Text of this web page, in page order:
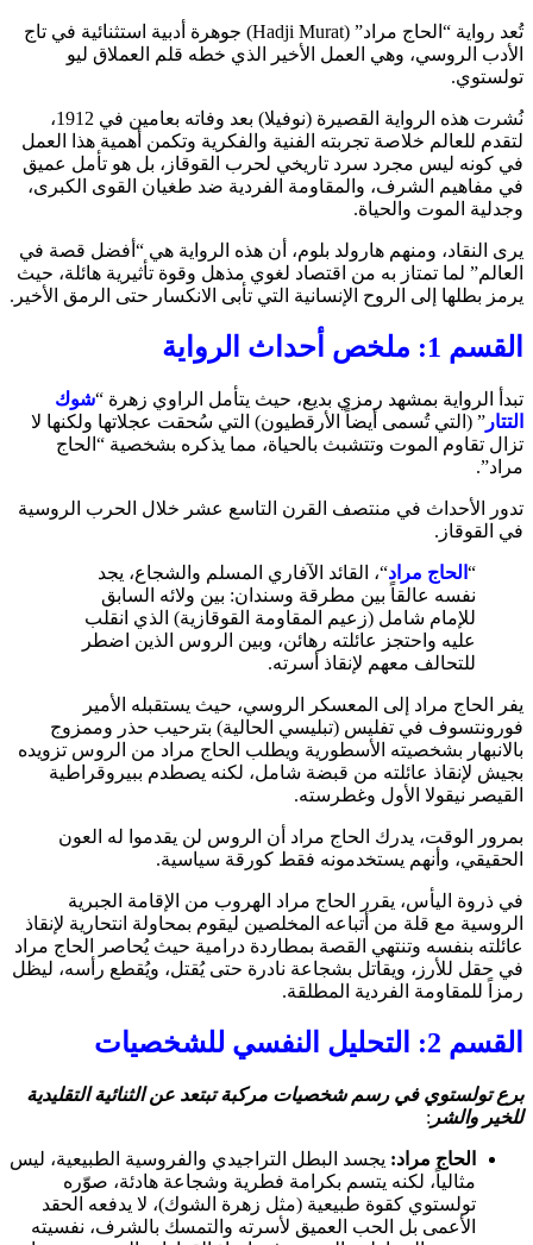
تُعد رواية “الحاج مراد” (Hadji Murat) جوهرة أدبية استثنائية في تاج
الأدب الروسي، وهي العمل الأخير الذي خطه قلم العملاق ليو
تولستوي.
نُشرت هذه الرواية القصيرة (نوفيلا) بعد وفاته بعامين في 1912،
لتقدم للعالم خلاصة تجربته الفنية والفكرية وتكمن أهمية هذا العمل
في كونه ليس مجرد سرد تاريخي لحرب القوقاز، بل هو تأمل عميق
في مفاهيم الشرف، والمقاومة الفردية ضد طغيان القوى الكبرى،
وجدلية الموت والحياة.
يرى النقاد، ومنهم هارولد بلوم، أن هذه الرواية هي “أفضل قصة في
العالم” لما تمتاز به من اقتصاد لغوي مذهل وقوة تأثيرية هائلة، حيث
يرمز بطلها إلى الروح الإنسانية التي تأبى الانكسار حتى الرمق الأخير.
القسم 1: ملخص أحداث الرواية
تبدأ الرواية بمشهد رمزي بديع، حيث يتأمل الراوي زهرة “شوك
التتار ” (التي تُسمى أيضاً الأرقطيون) التي سُحقت عجلاتها ولكنها لا
تزال تقاوم الموت وتتشبث بالحياة، مما يذكره بشخصية “الحاج
مراد”.
تدور الأحداث في منتصف القرن التاسع عشر خلال الحرب الروسية
في القوقاز.
“ الحاج مراد“، القائد الآفاري المسلم والشجاع، يجد
نفسه عالقاً بين مطرقة وسندان: بين ولائه السابق
للإمام شامل (زعيم المقاومة القوقازية) الذي انقلب
عليه واحتجز عائلته رهائن، وبين الروس الذين اضطر
للتحالف معهم لإنقاذ أسرته.
يفر الحاج مراد إلى المعسكر الروسي، حيث يستقبله الأمير
فورونتسوف في تفليس (تبليسي الحالية) بترحيب حذر وممزوج
بالانبهار بشخصيته الأسطورية ويطلب الحاج مراد من الروس تزويده
بجيش لإنقاذ عائلته من قبضة شامل، لكنه يصطدم ببيروقراطية
القيصر نيقولا الأول وغطرسته.
بمرور الوقت، يدرك الحاج مراد أن الروس لن يقدموا له العون
الحقيقي، وأنهم يستخدمونه فقط كورقة سياسية.
في ذروة اليأس، يقرر الحاج مراد الهروب من الإقامة الجبرية
الروسية مع قلة من أتباعه المخلصين ليقوم بمحاولة انتحارية لإنقاذ
عائلته بنفسه وتنتهي القصة بمطاردة درامية حيث يُحاصر الحاج مراد
في حقل للأرز، ويقاتل بشجاعة نادرة حتى يُقتل، ويُقطع رأسه، ليظل
رمزاً للمقاومة الفردية المطلقة.
القسم 2: التحليل النفسي للشخصيات
برع تولستوي في رسم شخصيات مركبة تبتعد عن الثنائية التقليدية
للخير والشر :
الحاج مراد: يجسد البطل التراجيدي والفروسية الطبيعية، ليس
مثالياً، لكنه يتسم بكرامة فطرية وشجاعة هادئة، صوّره
تولستوي كقوة طبيعية (مثل زهرة الشوك)، لا يدفعه الحقد
الأعمى بل الحب العميق لأسرته والتمسك بالشرف، نفسيته